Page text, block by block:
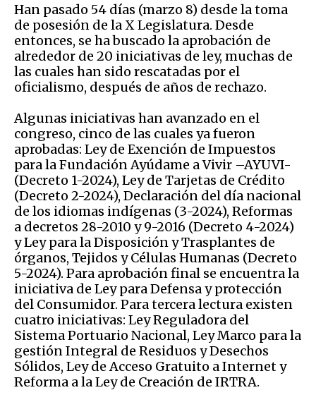
Han pasado 54 días (marzo 8) desde la toma
de posesión de la X Legislatura. Desde
entonces, se ha buscado la aprobación de
alrededor de 20 iniciativas de ley, muchas de
las cuales han sido rescatadas por el
oficialismo, después de años de rechazo.
Algunas iniciativas han avanzado en el
congreso, cinco de las cuales ya fueron
aprobadas: Ley de Exención de Impuestos
para la Fundación Ayúdame a Vivir –AYUVI-
(Decreto 1-2024), Ley de Tarjetas de Crédito
(Decreto 2-2024), Declaración del día nacional
de los idiomas indígenas (3-2024), Reformas
a decretos 28-2010 y 9-2016 (Decreto 4-2024)
y Ley para la Disposición y Trasplantes de
órganos, Tejidos y Células Humanas (Decreto
5-2024). Para aprobación final se encuentra la
iniciativa de Ley para Defensa y protección
del Consumidor. Para tercera lectura existen
cuatro iniciativas: Ley Reguladora del
Sistema Portuario Nacional, Ley Marco para la
gestión Integral de Residuos y Desechos
Sólidos, Ley de Acceso Gratuito a Internet y
Reforma a la Ley de Creación de IRTRA.